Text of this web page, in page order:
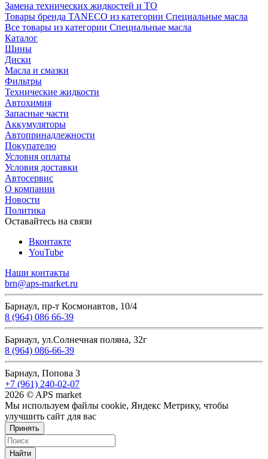
Замена технических жидкостей и ТО
Товары бренда TANECO из категории Специальные масла
Все товары из категории Специальные масла
Каталог
Шины
Диски
Масла и смазки
Фильтры
Технические жидкости
Автохимия
Запасные части
Аккумуляторы
Автопринадлежности
Покупателю
Условия оплаты
Условия доставки
Автосервис
О компании
Новости
Политика
Оставайтесь на связи
Вконтакте
YouTube
Наши контакты
brn@aps-market.ru
Барнаул, пр-т Космонавтов, 10/4
8 (964) 086 66-39
Барнаул, ул.Солнечная поляна, 32г
8 (964) 086-66-39
Барнаул, Попова 3
+7 (961) 240-02-07
2026 © APS market
Мы используем файлы cookie, Яндекс Метрику, чтобы
улучшить сайт для вас
Принять
Найти